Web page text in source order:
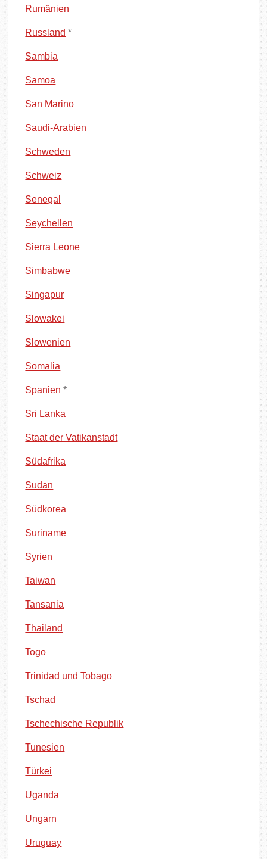
Rumänien
Russland *
Sambia
Samoa
San Marino
Saudi-Arabien
Schweden
Schweiz
Senegal
Seychellen
Sierra Leone
Simbabwe
Singapur
Slowakei
Slowenien
Somalia
Spanien *
Sri Lanka
Staat der Vatikanstadt
Südafrika
Sudan
Südkorea
Suriname
Syrien
Taiwan
Tansania
Thailand
Togo
Trinidad und Tobago
Tschad
Tschechische Republik
Tunesien
Türkei
Uganda
Ungarn
Uruguay